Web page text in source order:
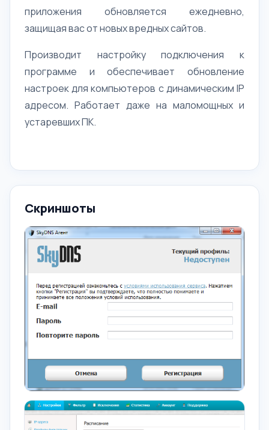
приложения обновляется ежедневно,
защищая вас от новых вредных сайтов.
Производит настройку подключения к
программе и обеспечивает обновление
настроек для компьютеров с динамическим IP
адресом. Работает даже на маломощных и
устаревших ПК.
Скриншоты